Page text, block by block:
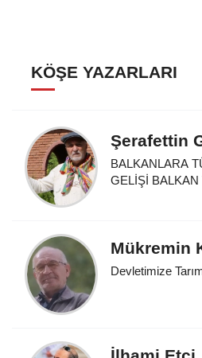
KÖŞE YAZARLARI
Şerafettin
BALKANLARA
GELİŞİ
Mükremin
Devletimize